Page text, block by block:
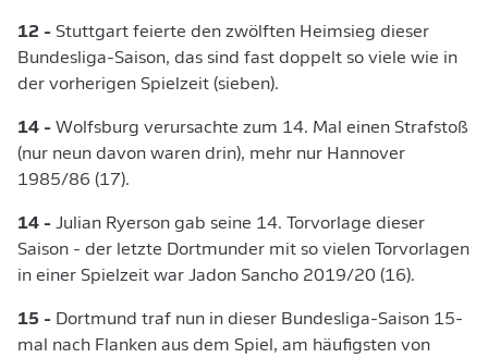
12 - Stuttgart feierte den zwölften Heimsieg dieser
Bundesliga-Saison, das sind fast doppelt so viele wie in
der vorherigen Spielzeit (sieben).
14 - Wolfsburg verursachte zum 14. Mal einen Strafstoß
(nur neun davon waren drin), mehr nur Hannover
1985/86 (17).
14 - Julian Ryerson gab seine 14. Torvorlage dieser
Saison - der letzte Dortmunder mit so vielen Torvorlagen
in einer Spielzeit war Jadon Sancho 2019/20 (16).
15 - Dortmund traf nun in dieser Bundesliga-Saison 15-
mal nach Flanken aus dem Spiel, am häufigsten von